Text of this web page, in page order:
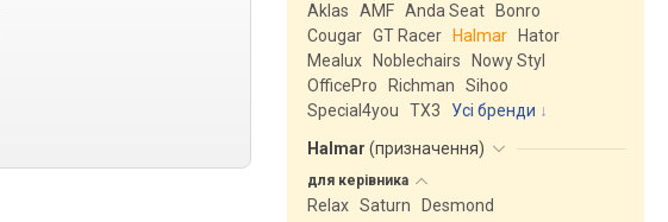
Aklas
AMF Anda Seat
Bonro
Cougar GT Racer Halmar
Hator
Mealux
Noblechairs
Nowy Styl
OfficePro
Richman
Sihoo
Special4you
ТX3
Усі бренди
Halmar (призначення)
для керівника
Relax Saturn Desmond